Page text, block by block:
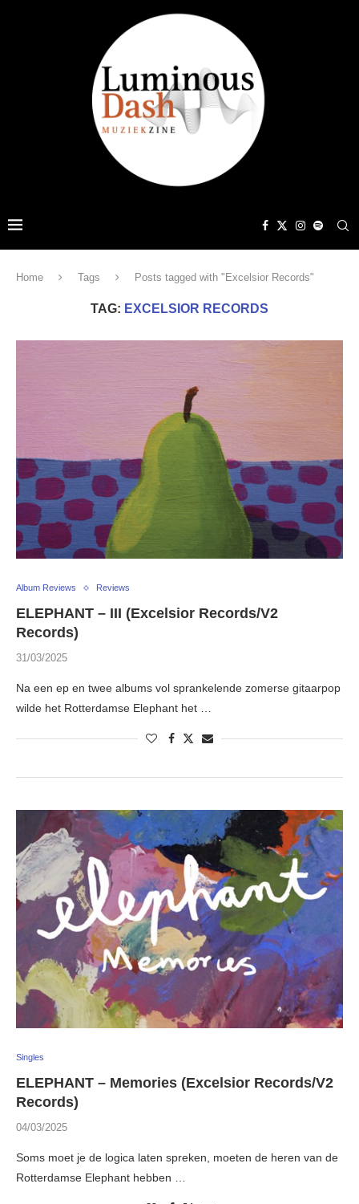
Home Tags Posts tagged with "Excelsior Records"
TAG: EXCELSIOR RECORDS
Album Reviews Reviews
ELEPHANT – III (Excelsior Records/V2
Records)
31/03/2025
Na een ep en twee albums vol sprankelende zomerse gitaarpop
wilde het Rotterdamse Elephant het …
Singles
ELEPHANT – Memories (Excelsior Records/V2
Records)
04/03/2025
Soms moet je de logica laten spreken, moeten de heren van de
Rotterdamse Elephant hebben …